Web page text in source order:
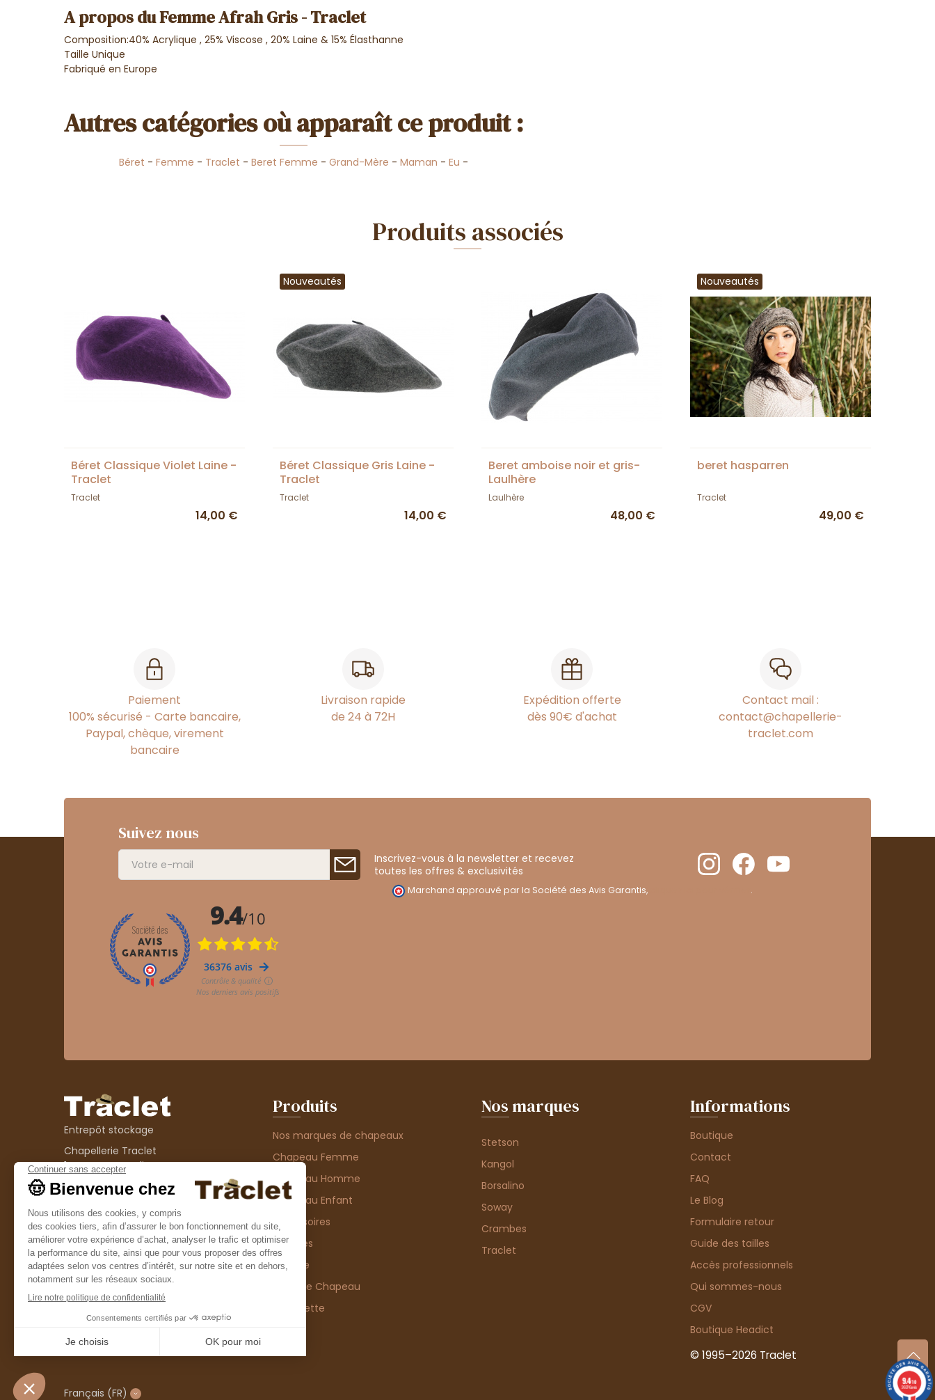
A propos du Femme Afrah Gris - Traclet
Composition:40% Acrylique , 25% Viscose , 20% Laine & 15% Élasthanne
Taille Unique
Fabriqué en Europe
Autres catégories où apparaît ce produit :
Béret - Femme - Traclet - Beret Femme - Grand-Mère - Maman - Eu -
Produits associés
Béret Classique Violet Laine -
Traclet
Traclet
14,00 €
Nouveautés
Béret Classique Gris Laine -
Traclet
Traclet
14,00 €
Beret amboise noir et gris-
Laulhère
Laulhère
48,00 €
Nouveautés
beret hasparren
Traclet
49,00 €
Paiement
100% sécurisé - Carte bancaire,
Paypal, chèque, virement
bancaire
Livraison rapide
de 24 à 72H
Expédition offerte
dès 90€ d'achat
Contact mail :
contact@chapellerie-
traclet.com
Suivez nous
Inscrivez-vous à la newsletter et recevez
toutes les offres & exclusivités
Marchand approuvé par la Société des Avis Garantis, .
Entrepôt stockage
Chapellerie Traclet
14 Impasse Bardin
42300 Roanne
contact@chapellerie-traclet.com
Boutique
Chapellerie Traclet
4 rue de Cadore
42300 Roanne
Produits
Nos marques de chapeaux
Chapeau Femme
Chapeau Homme
Chapeau Enfant
Accessoires
Thèmes
Matière
Type de Chapeau
Casquette
Nos marques
Stetson
Kangol
Borsalino
Soway
Crambes
Traclet
Informations
Boutique
Contact
FAQ
Le Blog
Formulaire retour
Guide des tailles
Accès professionnels
Qui sommes-nous
CGV
Boutique Headict
© 1995–2026 Traclet
Français (FR)
9.4/10
36376 avis